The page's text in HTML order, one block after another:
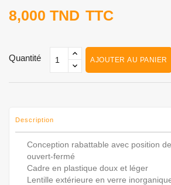
8,000 TND TTC
Quantité AJOUTER AU PANIER
Description
Conception rabattable avec position
ouvert-fermé
Cadre en plastique doux et léger
Lentille extérieure en verre